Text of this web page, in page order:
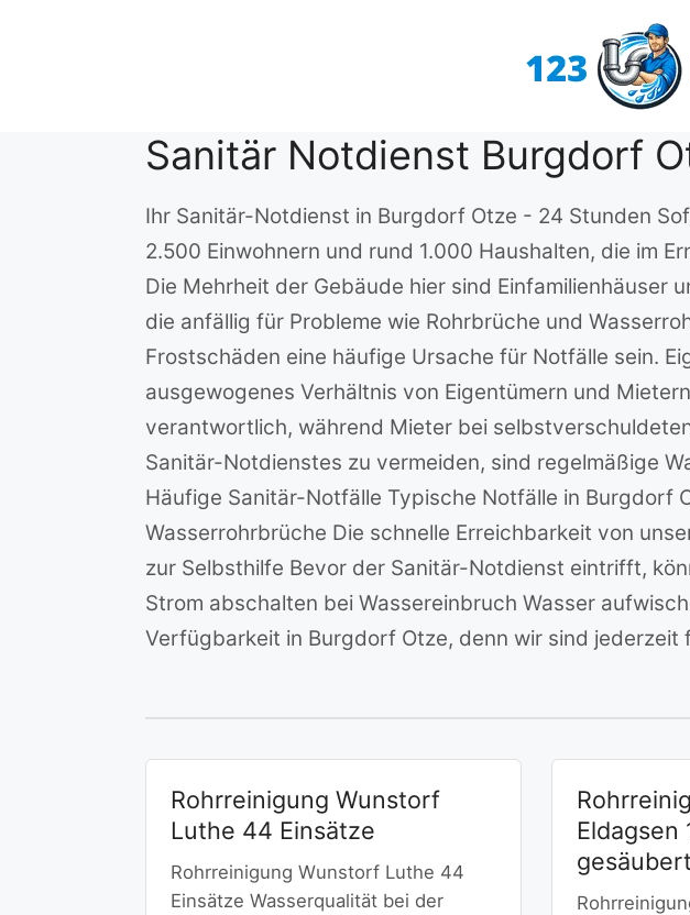
Sanitär Notdienst Burgdorf
Ihr Sanitär-Notdienst in Burgdorf Otze - 24 Stunden
2.500 Einwohnern und rund 1.000 Haushalten, die im
Die Mehrheit der Gebäude hier sind Einfamilienhäuser
die anfällig für Probleme wie Rohrbrüche und
Frostschäden eine häufige Ursache für Notfälle sein.
ausgewogenes Verhältnis von Eigentümern und
verantwortlich, während Mieter bei
Sanitär-Notdienstes zu vermeiden, sind regelmäßige
Häufige Sanitär-Notfälle Typische Notfälle in Burgdorf
Wasserrohrbrüche Die schnelle Erreichbarkeit von
zur Selbsthilfe Bevor der Sanitär-Notdienst eintrifft,
Strom abschalten bei Wassereinbruch Wasser
Verfügbarkeit in Burgdorf Otze, denn wir sind jederzeit
Rohrreinigung Wunstorf
Luthe 44 Einsätze
Rohrreinigung Wunstorf Luthe 44
Einsätze Wasserqualität bei der
Eldagsen
gesäubert